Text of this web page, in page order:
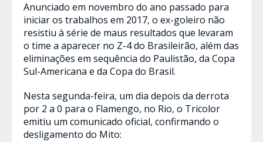
Anunciado em novembro do ano passado para
iniciar os trabalhos em 2017, o ex-goleiro não
resistiu à série de maus resultados que levaram
o time a aparecer no Z-4 do Brasileirão, além das
eliminações em sequência do Paulistão, da Copa
Sul-Americana e da Copa do Brasil.
Nesta segunda-feira, um dia depois da derrota
por 2 a 0 para o Flamengo, no Rio, o Tricolor
emitiu um comunicado oficial, confirmando o
desligamento do Mito: